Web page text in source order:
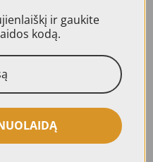
ir gaukite
kodą.